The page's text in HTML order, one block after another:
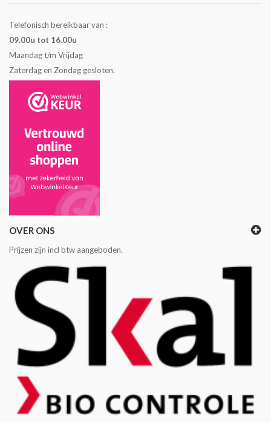
Telefonisch bereikbaar van :
09.00u tot 16.00u
Maandag t/m Vrijdag
Zaterdag en Zondag gesloten.
OVER ONS
Prijzen zijn incl btw aangeboden.